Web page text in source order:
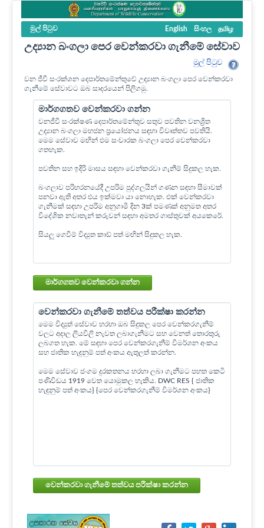
මුල් පි‍ටුව English සිංහල தமிழ
උද්‍යාන බංගලා පෙර වෙන්කරවා ගැනීමේ සේවාව
මුල් පි‍ටුව
වන ජීවී සංරක්ශන දෙපාර්තමේන්තුවේ උද්‍යාන බංගලා පෙර වෙන්කරවා
ගැනීමේ සේවාවට ඔබ සාදරයෙන් පිලිගමු.
මාර්ගගතව වෙන්කරවා ගන්න
වනජීවී සංරක්ෂණ දෙපාර්තමේන්තුව සතුව පවතින වනශ්‍රිත
උද්‍යාන බංගලා මහජන ප්‍රයෝජනය සඳහා විවෘත්තව පවතියි.
මෙම සේවාව මඟින් එම සංචාරක බංගලා පෙර වෙන්කරවා
ගතහැක.
පවතින සහ ඉදිරි මාසය සඳහා වෙන්කරවා ගැනීම් සිදුකල හැක.
බංගලාව පරිහරනයේදී උපරිම පුද්ගලයින් ගණන සඳහා සීමාවක්
පනවා ඇති අතර එය ඉක්මවා යා නොහැක. එක් වෙන්කරවා
ගැනීමක් සඳහා උපරිම අනුගාමී දින 3ක් පමණක් අනුමත අතර
විදේශික නවාතැන් කරුවන් සඳහා අමතර ගාස්තුවක් අයකෙරේ.
සියලු ගෙවීම් විද්‍යුත කාඩ් පත් මඟින් සිදුකල හැක.
මාර්ගගතව වෙන්කරවා ගන්න
වෙන්කරවා ගැනීමේ තත්වය පරීක්ෂා කරන්න
මෙම විද්‍යුත් සේවාව හරහා ඔබ සිදුකල පෙර වෙන්කරගැනීම්
වලට අදාල ලියවිලි නැවත ලබාගැනීමට සහ වෙනත් තොරතුරු
ලබගත හැක. මේ සඳහා පෙර වෙන්කරගැනීම් විමර්ශන අංකය
සහ ජාතික හැඳුනුම් පත් අංකය ඇතුලත් කරන්න.
මෙම සේවාව ජංගම දුරකතනය හරහා ලබා ගැනීමට පහත කෙටි
පණිවිඩය 1919 වෙත යොමුකල හැකිය. DWC RES { ජාතික
හැඳුනුම් පත් අංකය} {පෙර වෙන්කරගැනීම් විමර්ශන අංකය}
වෙන්කරවා ගැනීමේ තත්වය පරීක්ෂා කරන්න